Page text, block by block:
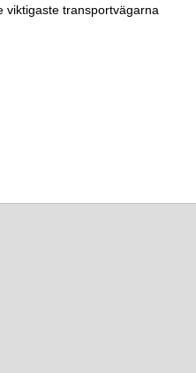
viktigaste transportvägarna